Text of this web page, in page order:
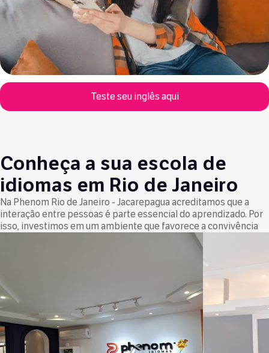
Teste seu inglês aqui
Conheça a sua escola de
idiomas em Rio de Janeiro
Na Phenom Rio de Janeiro - Jacarepagua acreditamos que a
interação entre pessoas é parte essencial do aprendizado. Por
isso, investimos em um ambiente que favorece a convivência